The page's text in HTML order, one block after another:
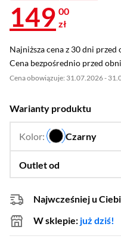
149 00
zł
Najniższa cena z 30 dni przed
Najniższa cena z 30 dni przed
Cena bezpośrednio przed
Cena bezpośrednio przed
Cena obowiązuje: 31.07.2026 -
Warianty produktu
Kolor: Czarny
Outlet od
Najwcześniej u
W sklepie: już dziś!